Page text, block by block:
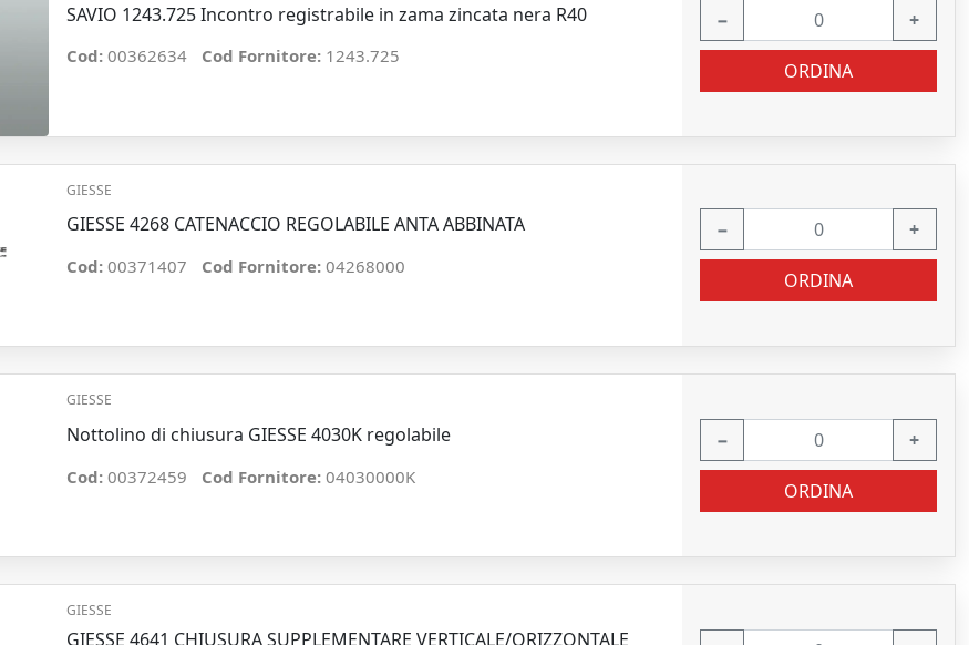
SAVIO 1243.725 Incontro registrabile in zama zincata nera R40
Cod: 00362634 Cod Fornitore: 1243.725
− +
ORDINA
GIESSE
GIESSE 4268 CATENACCIO REGOLABILE ANTA ABBINATA
Cod: 00371407 Cod Fornitore: 04268000
− +
ORDINA
GIESSE
Nottolino di chiusura GIESSE 4030K regolabile
Cod: 00372459 Cod Fornitore: 04030000K
− +
ORDINA
GIESSE
GIESSE 4641 CHIUSURA SUPPLEMENTARE VERTICALE/ORIZZONTALE